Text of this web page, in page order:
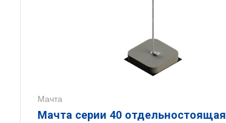
Мачта
Мачта серии 40 отдельностоящая